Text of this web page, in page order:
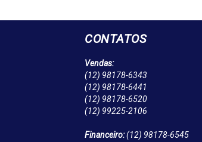
CONTATOS
Vendas:
(12) 98178-6343
(12) 98178-6441
(12) 98178-6520
(12) 99225-2106
Financeiro:(12) 98178-6545